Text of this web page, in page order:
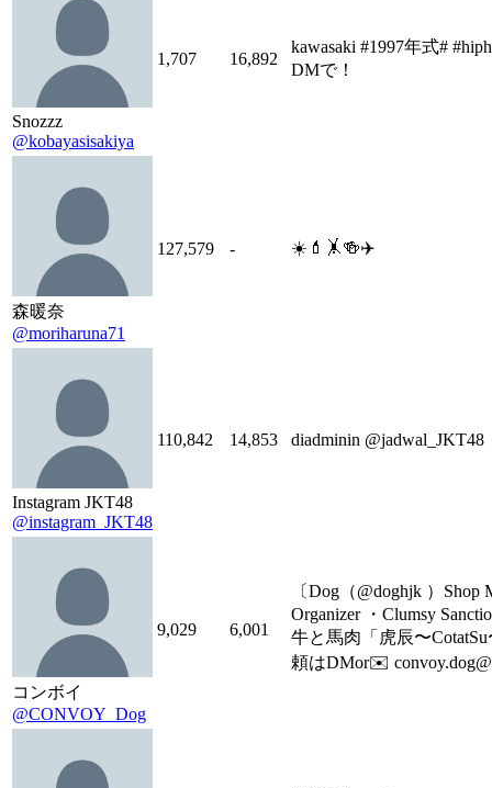
Snozzz
@kobayasisakiya
1,707 16,892
kawasaki #1997年式#
DMで！
森暖奈
@moriharuna71
127,579 - ☀️💄🤸🍻✈️
Instagram JKT48
@instagram_JKT48
110,842 14,853 diadminin @jadwal_JKT48
コンボイ
@CONVOY_Dog
9,029 6,001
〔Dog（@doghjk ）Shop
Organizer ・Clumsy
牛と馬肉「虎辰〜
頼はDMor✉️